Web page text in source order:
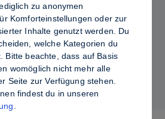
PRO TIPS
So fixierst du Sculpt &
strahlendes Finish mit
Glanz
zu anonymen
Komforteinstellungen oder zur
Inhalte genutzt werden. Du
welche Kategorien du
Bitte beachte, dass auf Basis
womöglich nicht mehr alle
Seite zur Verfügung stehen.
findest du in unseren